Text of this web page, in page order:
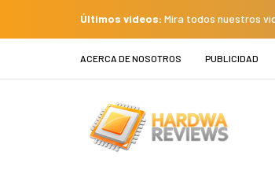
Últimos videos: Mira todos nuestros
ACERCA DE NOSOTROS PUBLICIDAD